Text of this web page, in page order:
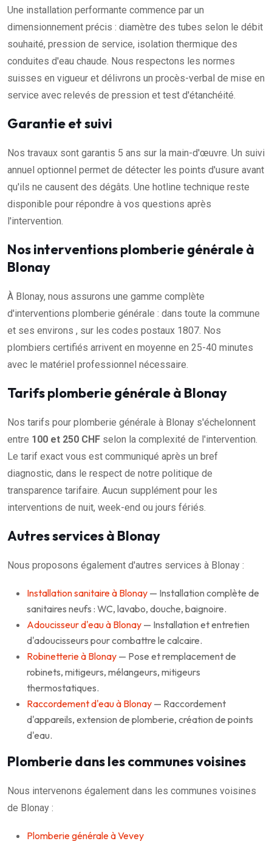
Une installation performante commence par un
dimensionnement précis : diamètre des tubes selon le débit
souhaité, pression de service, isolation thermique des
conduites d'eau chaude. Nous respectons les normes
suisses en vigueur et délivrons un procès-verbal de mise en
service avec relevés de pression et test d'étanchéité.
Garantie et suivi
Nos travaux sont garantis 5 ans sur la main-d'œuvre. Un suivi
annuel optionnel permet de détecter les points d'usure avant
qu'ils ne causent des dégâts. Une hotline technique reste
disponible pour répondre à vos questions après
l'intervention.
Nos interventions plomberie générale à
Blonay
À Blonay, nous assurons une gamme complète
d'interventions plomberie générale : dans toute la commune
et ses environs , sur les codes postaux 1807. Nos
plombiers certifiés arrivent en moyenne en 25-40 minutes
avec le matériel professionnel nécessaire.
Tarifs plomberie générale à Blonay
Nos tarifs pour plomberie générale à Blonay s'échelonnent
entre 100 et 250 CHF selon la complexité de l'intervention.
Le tarif exact vous est communiqué après un bref
diagnostic, dans le respect de notre politique de
transparence tarifaire. Aucun supplément pour les
interventions de nuit, week-end ou jours fériés.
Autres services à Blonay
Nous proposons également d'autres services à Blonay :
Installation sanitaire à Blonay — Installation complète de
sanitaires neufs : WC, lavabo, douche, baignoire.
Adoucisseur d'eau à Blonay — Installation et entretien
d'adoucisseurs pour combattre le calcaire.
Robinetterie à Blonay — Pose et remplacement de
robinets, mitigeurs, mélangeurs, mitigeurs
thermostatiques.
Raccordement d'eau à Blonay — Raccordement
d'appareils, extension de plomberie, création de points
d'eau.
Plomberie dans les communes voisines
Nous intervenons également dans les communes voisines
de Blonay :
Plomberie générale à Vevey